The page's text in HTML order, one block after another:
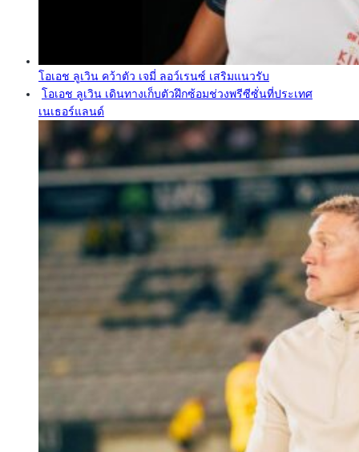
โอเอช ลูเวิน คว้าตัว เจมี่ ลอว์เรนซ์ เสริมแนวรับ
โอเอช ลูเวิน เดินทางเก็บตัวฝึกซ้อมช่วงพรีซีซั่นที่ประเทศ
เนเธอร์แลนด์